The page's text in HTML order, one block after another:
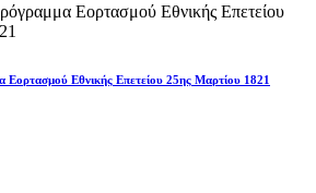
Εθνικής Επετείου 25ης Μαρτίου 1821